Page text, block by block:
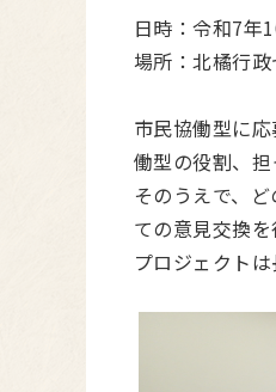
日時：令和7年
場所：北橘行
市民協働型に
働型の役割、担
そのうえで、
ての意見交換を
プロジェクト